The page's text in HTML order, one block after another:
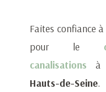
Faites confiance à
pour le
canalisations à
Hauts-de-Seine.